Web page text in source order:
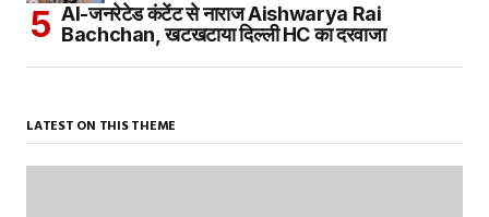
AI-जनरेटेड कंटेंट से नाराज Aishwarya Rai
Bachchan, खटखटाया दिल्ली HC का दरवाजा
LATEST ON THIS THEME